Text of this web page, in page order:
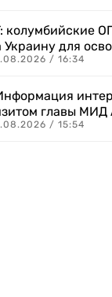
колумбийские
Украину для
/ 16:34
главы МИД
/ 15:54